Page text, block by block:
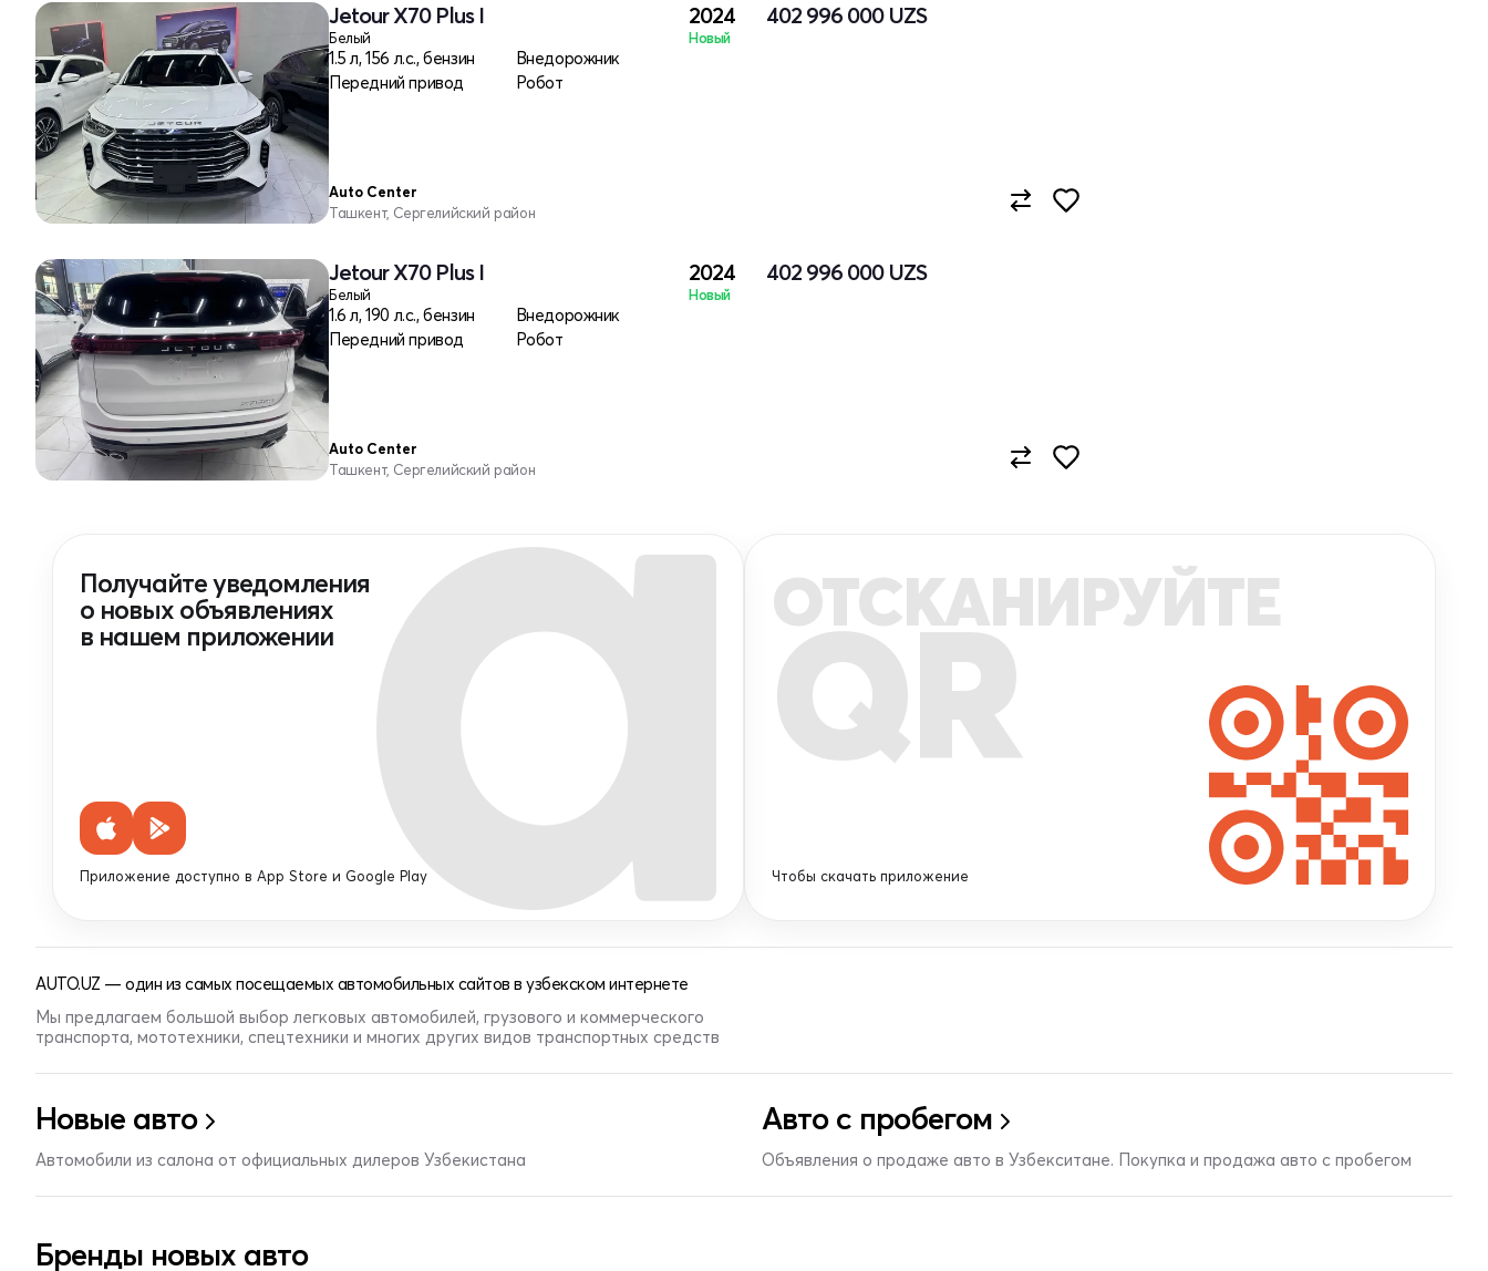
Jetour X70 Plus I
Белый
1.5 л, 156 л.с., бензин
Внедорожник
Передний привод
Робот
2024
Новый
402 996 000 UZS
Auto Center
Ташкент, Сергелийский район
Jetour X70 Plus I
Белый
1.6 л, 190 л.с., бензин
Внедорожник
Передний привод
Робот
2024
Новый
402 996 000 UZS
Auto Center
Ташкент, Сергелийский район
Получайте уведомления
о новых объявлениях
в нашем приложении
Приложение доступно в App Store и Google Play
ОТСКАНИРУЙТЕ
QR
Чтобы скачать приложение
AUTO.UZ — один из самых посещаемых автомобильных сайтов в узбекском интернете
Мы предлагаем большой выбор легковых автомобилей, грузового и коммерческого
транспорта, мототехники, спецтехники и многих других видов транспортных средств
Новые авто
Автомобили из салона от официальных дилеров Узбекистана
Авто с пробегом
Объявления о продаже авто в Узбекситане. Покупка и продажа авто с пробегом
Бренды новых авто